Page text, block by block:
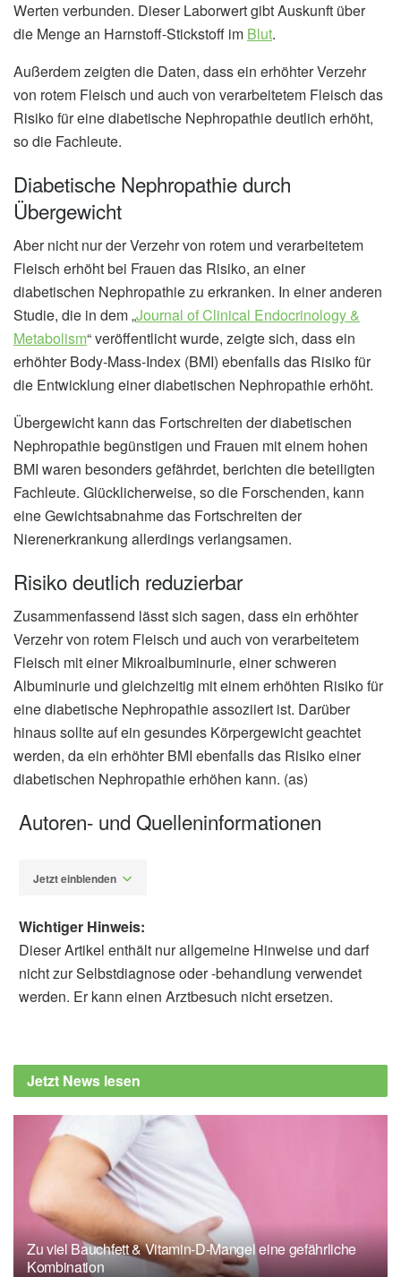
Werten verbunden. Dieser Laborwert gibt Auskunft über
die Menge an Harnstoff-Stickstoff im Blut.
Außerdem zeigten die Daten, dass ein erhöhter Verzehr
von rotem Fleisch und auch von verarbeitetem Fleisch das
Risiko für eine diabetische Nephropathie deutlich erhöht,
so die Fachleute.
Diabetische Nephropathie durch
Übergewicht
Aber nicht nur der Verzehr von rotem und verarbeitetem
Fleisch erhöht bei Frauen das Risiko, an einer
diabetischen Nephropathie zu erkranken. In einer anderen
Studie, die in dem „Journal of Clinical Endocrinology &
Metabolism“ veröffentlicht wurde, zeigte sich, dass ein
erhöhter Body-Mass-Index (BMI) ebenfalls das Risiko für
die Entwicklung einer diabetischen Nephropathie erhöht.
Übergewicht kann das Fortschreiten der diabetischen
Nephropathie begünstigen und Frauen mit einem hohen
BMI waren besonders gefährdet, berichten die beteiligten
Fachleute. Glücklicherweise, so die Forschenden, kann
eine Gewichtsabnahme das Fortschreiten der
Nierenerkrankung allerdings verlangsamen.
Risiko deutlich reduzierbar
Zusammenfassend lässt sich sagen, dass ein erhöhter
Verzehr von rotem Fleisch und auch von verarbeitetem
Fleisch mit einer Mikroalbuminurie, einer schweren
Albuminurie und gleichzeitig mit einem erhöhten Risiko für
eine diabetische Nephropathie assoziiert ist. Darüber
hinaus sollte auf ein gesundes Körpergewicht geachtet
werden, da ein erhöhter BMI ebenfalls das Risiko einer
diabetischen Nephropathie erhöhen kann. (as)
Autoren- und Quelleninformationen
Jetzt einblenden
Roumi, Reza Amiri Khosroshahi, Yasaman
Aali, et al.: Consumption of red, white, and
kidney damage and diabetic nephropathy
(DN) in women: a case control study; in:
Scientific Reports (veröffentlicht 06.05.2024),
Scientific Reports
Jingru Lu, Xiaoshuang Liu, Song Jiang,
Shuyan Kan, Yu An, et al.: Body Mass Index
and Risk of Diabetic Nephropathy: A
Wichtiger Hinweis:
Dieser Artikel enthält nur allgemeine Hinweise und darf
nicht zur Selbstdiagnose oder -behandlung verwendet
werden. Er kann einen Arztbesuch nicht ersetzen.
Jetzt News lesen
Zu viel Bauchfett & Vitamin-D-Mangel eine gefährliche
Kombination